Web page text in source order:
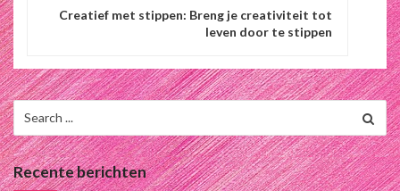
t
n
a
v
Creatief met stippen: Breng je creativiteit tot
leven door te stippen
Search
for:
Recente berichten